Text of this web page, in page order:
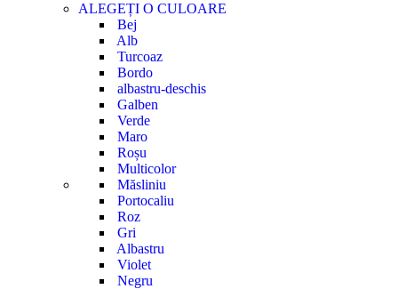
ALEGEȚI O CULOARE
Bej
Alb
Turcoaz
Bordo
albastru-deschis
Galben
Verde
Maro
Roșu
Multicolor
Măsliniu
Portocaliu
Roz
Gri
Albastru
Violet
Negru